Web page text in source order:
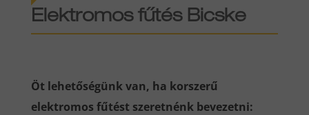
Elektromos fűtés Bicske
Öt lehetőségünk van, ha korszerű
elektromos fűtést szeretnénk bevezetni: